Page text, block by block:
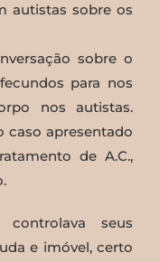
autistas sobre os
sobre o
para nos
nos autistas.
caso apresentado
de A.C.,
seus
e imóvel, certo